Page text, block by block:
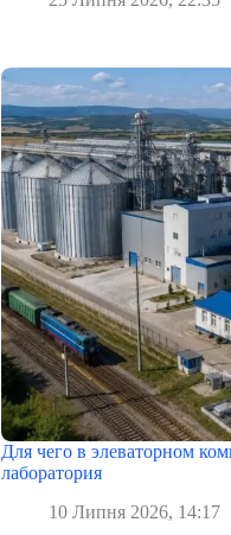
Для чего в элеваторном
лаборатория
10 Липня 2026, 14:17